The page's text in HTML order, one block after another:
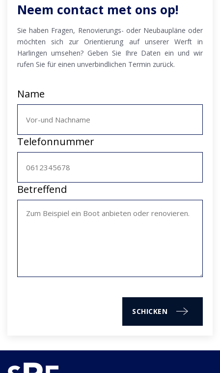
Neem contact met ons op!
Sie haben Fragen, Renovierungs- oder Neubaupläne oder
möchten sich zur Orientierung auf unserer Werft in
Harlingen umsehen? Geben Sie Ihre Daten ein und wir
rufen Sie für einen unverbindlichen Termin zurück.
Betreffend
Name
Telefonnummer